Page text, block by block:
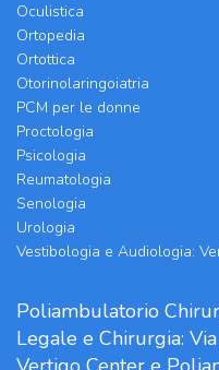
Oculistica
Ortopedia
Ortottica
Otorinolaringoiatria
PCM per le donne
Proctologia
Psicologia
Reumatologia
Senologia
Urologia
Vestibologia e Audiologia:
Poliambulatorio
Legale e Chirurgia: